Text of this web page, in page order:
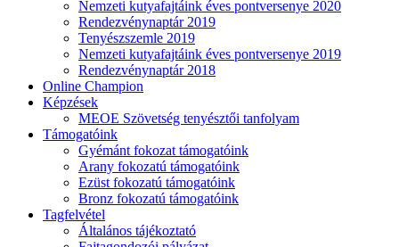
Nemzeti kutyafajtáink éves pontversenye 2020
Rendezvénynaptár 2019
Tenyészszemle 2019
Nemzeti kutyafajtáink éves pontversenye 2019
Rendezvénynaptár 2018
Online Champion
Képzések
MEOE Szövetség tenyésztői tanfolyam
Támogatóink
Gyémánt fokozat támogatóink
Arany fokozatú támogatóink
Ezüst fokozatú támogatóink
Bronz fokozatú támogatóink
Tagfelvétel
Általános tájékoztató